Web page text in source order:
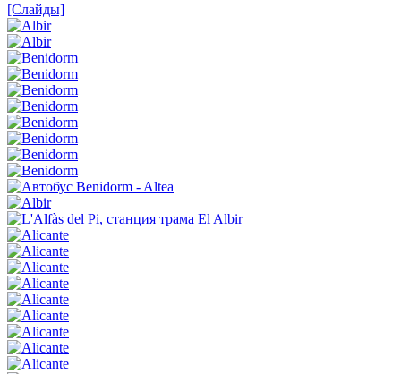
[Слайды]